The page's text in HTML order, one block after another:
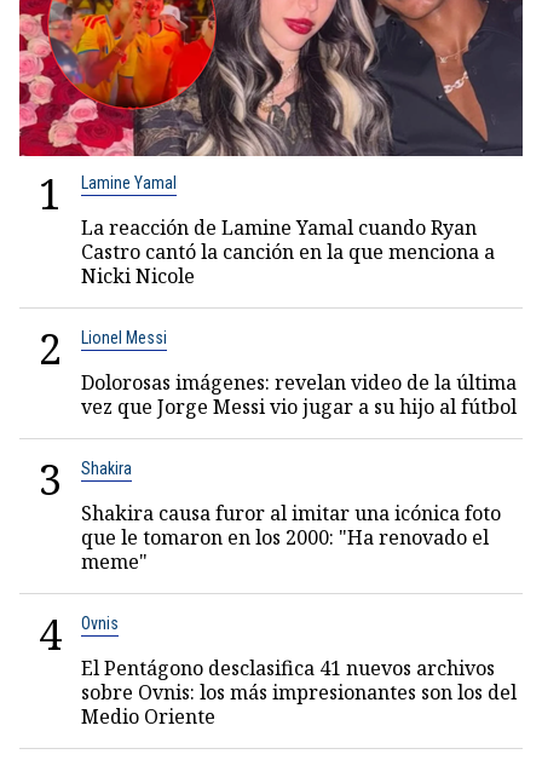
1 Lamine Yamal
La reacción de Lamine Yamal cuando Ryan
Castro cantó la canción en la que menciona a
Nicki Nicole
2 Lionel Messi
Dolorosas imágenes: revelan video de la última
vez que Jorge Messi vio jugar a su hijo al fútbol
3 Shakira
Shakira causa furor al imitar una icónica foto
que le tomaron en los 2000: "Ha renovado el
meme"
4 Ovnis
El Pentágono desclasifica 41 nuevos archivos
sobre Ovnis: los más impresionantes son los del
Medio Oriente